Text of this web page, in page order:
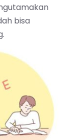
bisa